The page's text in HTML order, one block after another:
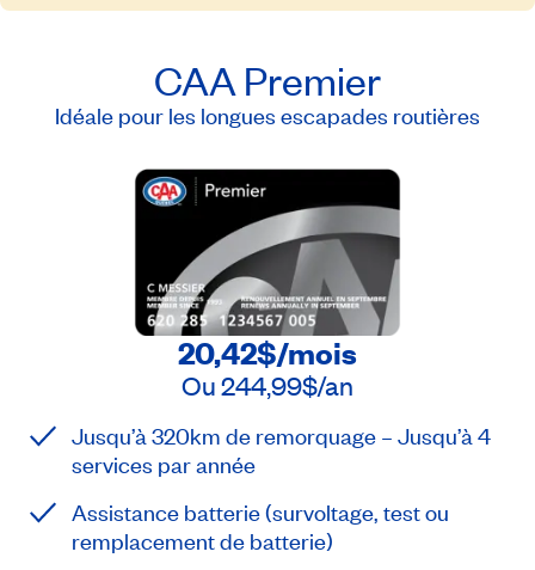
CAA Premier
Idéale pour les longues escapades routières
20,42$/mois
Ou244,99$/an
Jusqu’à 320km de remorquage – Jusqu’à 4
services par année
Assistance batterie (survoltage, test ou
remplacement de batterie)